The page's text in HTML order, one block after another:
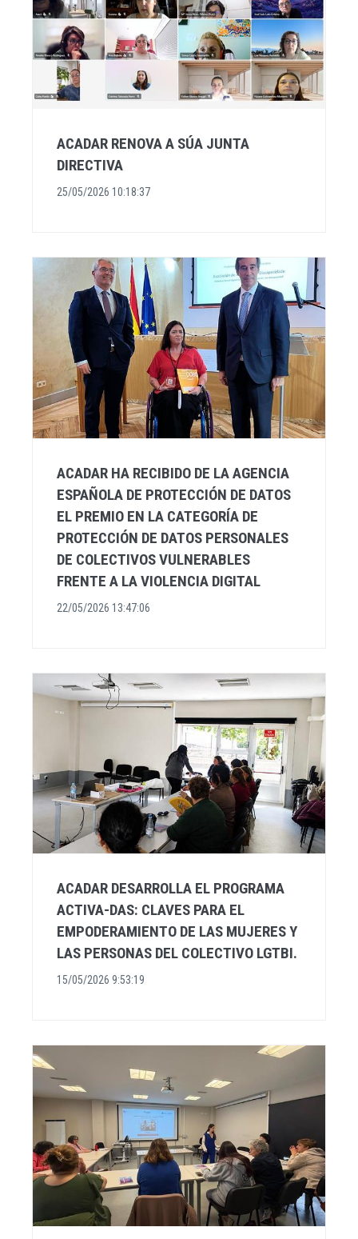
ACADAR RENOVA A SÚA JUNTA
DIRECTIVA
25/05/2026 10:18:37
ACADAR HA RECIBIDO DE LA AGENCIA
ESPAÑOLA DE PROTECCIÓN DE DATOS
EL PREMIO EN LA CATEGORÍA DE
PROTECCIÓN DE DATOS PERSONALES
DE COLECTIVOS VULNERABLES
FRENTE A LA VIOLENCIA DIGITAL
22/05/2026 13:47:06
ACADAR DESARROLLA EL PROGRAMA
ACTIVA-DAS: CLAVES PARA EL
EMPODERAMIENTO DE LAS MUJERES Y
LAS PERSONAS DEL COLECTIVO LGTBI.
15/05/2026 9:53:19